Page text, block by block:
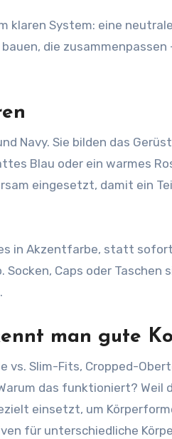
klaren System: eine
die
Navy. Sie bilden das
Blau oder ein warmes
eingesetzt, damit ein
in Akzentfarbe, statt
Caps oder Taschen
man gute
vs. Slim-Fits, Cropped-
das funktioniert? Weil
einsetzt, um
für unterschiedliche